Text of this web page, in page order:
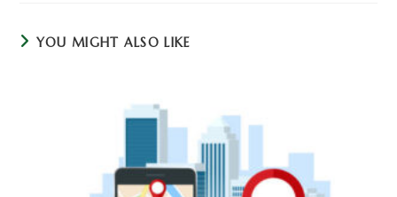
YOU MIGHT ALSO LIKE